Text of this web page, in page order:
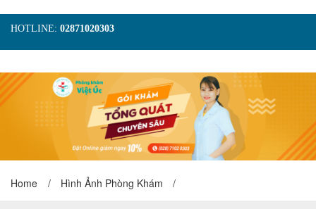
HOTLINE: 02871020303
TRANG CHỦ
GIỚI THIỆU
TIN TỨC
DỊCH VỤ
GÓI KHÁM
HÌNH ẢNH
LIÊN HỆ
ĐẶT LỊCH KHÁM
Home / Hình Ảnh Phòng Khám /